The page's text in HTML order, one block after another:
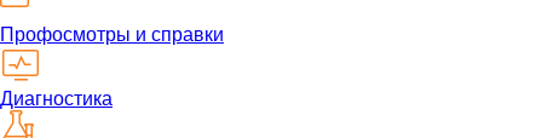
Профосмотры и справки
Диагностика